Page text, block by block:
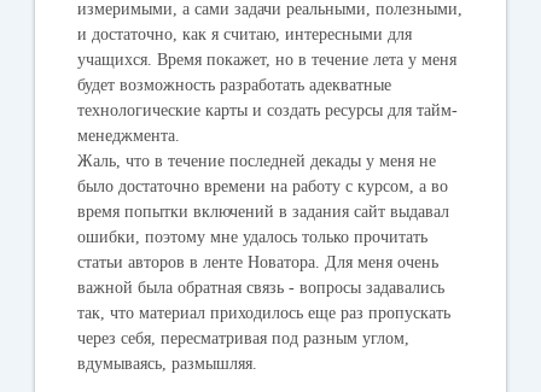
измеримыми, а сами задачи реальными, полезными,
и достаточно, как я считаю, интересными для
учащихся. Время покажет, но в течение лета у меня
будет возможность разработать адекватные
технологические карты и создать ресурсы для тайм-
менеджмента.
Жаль, что в течение последней декады у меня не
было достаточно времени на работу с курсом, а во
время попытки включений в задания сайт выдавал
ошибки, поэтому мне удалось только прочитать
статьи авторов в ленте Новатора. Для меня очень
важной была обратная связь - вопросы задавались
так, что материал приходилось еще раз пропускать
через себя, пересматривая под разным углом,
вдумываясь, размышляя.